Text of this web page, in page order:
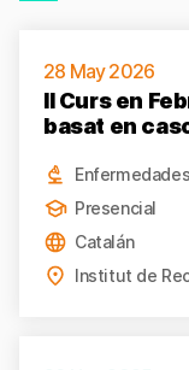
28 May 2026
II Curs en
basat en
Presencial
Catalán